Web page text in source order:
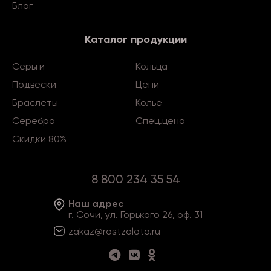
Блог
Каталог продукции
Серьги
Кольца
Подвески
Цепи
Браслеты
Колье
Серебро
Спец.цена
Скидки 80%
8 800 234 35 54
Наш адрес
г. Сочи, ул. Горького 26, оф. 31
zakaz@rostzoloto.ru